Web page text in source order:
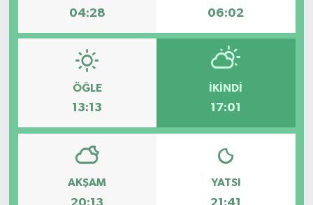
04:28 06:02
ÖĞLE
13:13
İKINDI
17:01
AKŞAM YATSI
KAMPANYALAR
KÜLTÜR-SANAT
Magazin
ÖZEL HABER
POLİTİKA